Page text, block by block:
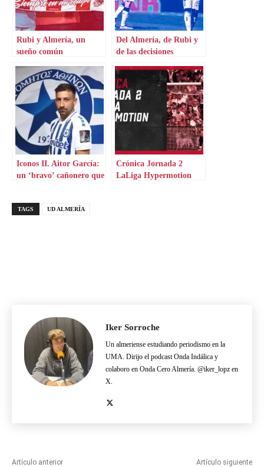
Rubi y Almería, un
sueño común
Del Almería, de Rubi y
de las decisiones
Iconos II. Aitor García:
un ‘bravo’ cañonero que
Crónica Jornada 2
LaLiga Hypermotion
TAGS UD ALMERÍA
Iker Sorroche
Un almeriense estudiando periodismo en la
UMA. Dirijo el podcast Onda Indálica y
colaboro en Onda Cero Almería. @iker_lopz en
X.
Artículo anterior
Artículo siguiente